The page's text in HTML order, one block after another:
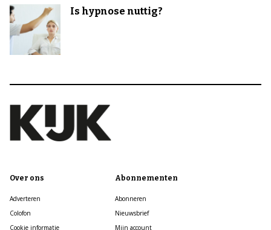
Is hypnose nuttig?
Over ons
Adverteren
Colofon
Cookie informatie
Abonnementen
Abonneren
Nieuwsbrief
Mijn account